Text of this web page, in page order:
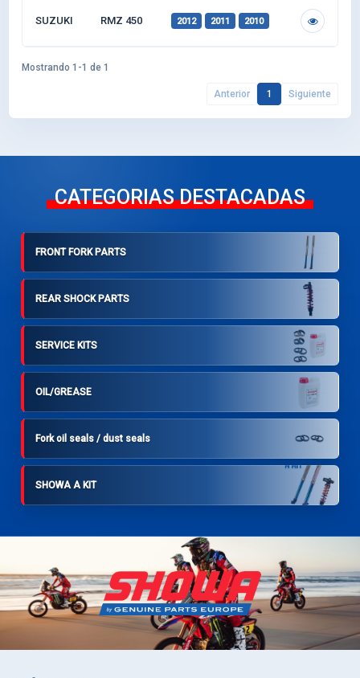
SUZUKI RMZ 450 2012 2011 2010
Mostrando 1-1 de 1
Anterior 1 Siguiente
CATEGORIAS DESTACADAS
FRONT FORK PARTS
REAR SHOCK PARTS
SERVICE KITS
OIL/GREASE
Fork oil seals / dust seals
SHOWA A KIT